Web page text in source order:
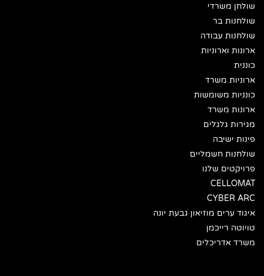
שולחן משרדי
שולחנות בר
שולחנות עבודה
ארונות וארוניות
כוננית
ארוניות משרד
כונניות משומשות
ארונות משרד
מגירות גלגלים
פינות ישיבה
שולחנות חשמליים
פרויקטים שלנו
CELLOMAT
CYBER ARC
איגוד ערים מוזיאון גבעת יונה
טויוטה רייכמן
משרד אדריכלים